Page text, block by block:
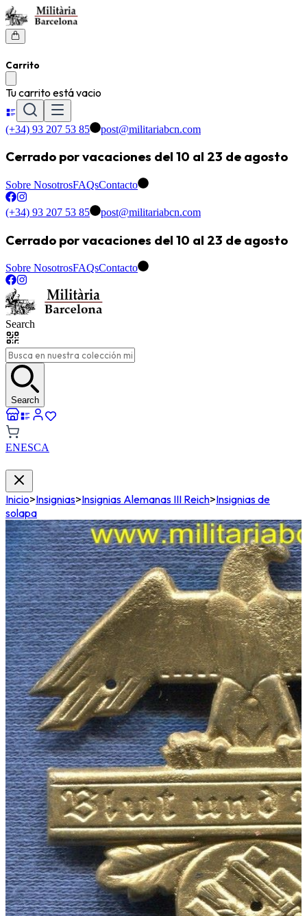
Carrito
Tu carrito está vacio
(+34) 93 207 53 85 post@militariabcn.com
Cerrado por vacaciones del 10 al 23 de agosto
Sobre NosotrosFAQsContacto
(+34) 93 207 53 85 post@militariabcn.com
Cerrado por vacaciones del 10 al 23 de agosto
Sobre NosotrosFAQsContacto
Search
Search
ENESCA
Inicio>Insignias>Insignias Alemanas III Reich>Insignias de
solapa